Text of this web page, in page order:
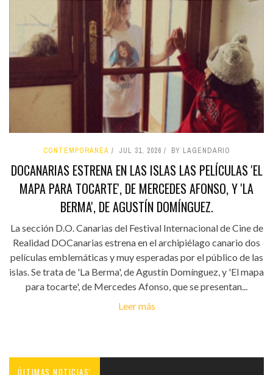
CONTEMPORÁNEA JUL 31, 2026 BY LAGENDARIO
DOCANARIAS ESTRENA EN LAS ISLAS LAS PELÍCULAS 'EL
MAPA PARA TOCARTE', DE MERCEDES AFONSO, Y 'LA
BERMA', DE AGUSTÍN DOMÍNGUEZ.
La sección D.O. Canarias del Festival Internacional de Cine de
Realidad DOCanarias estrena en el archipiélago canario dos
películas emblemáticas y muy esperadas por el público de las
islas. Se trata de 'La Berma', de Agustín Domínguez, y 'El mapa
para tocarte', de Mercedes Afonso, que se presentan...
Leer más
ÚLTIMAS NOTICIAS'